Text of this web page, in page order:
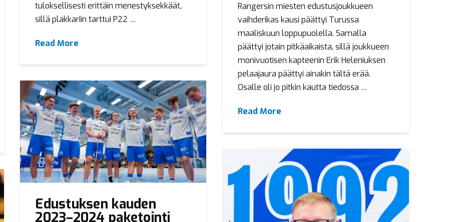
tuloksellisesti erittäin menestyksekkäät,
sillä plakkariin tarttui P22 …
Read More
Rangersin miesten edustusjoukkueen
vaihderikas kausi päättyi Turussa
maaliskuun loppupuolella. Samalla
päättyi jotain pitkäaikaista, sillä joukkueen
monivuotisen kapteenin Erik Heleniuksen
pelaajaura päättyi ainakin tältä erää.
Osalle oli jo pitkin kautta tiedossa …
Read More
Edustuksen kauden
2023–2024 paketointi